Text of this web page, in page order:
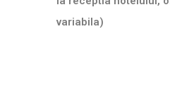
variabila)